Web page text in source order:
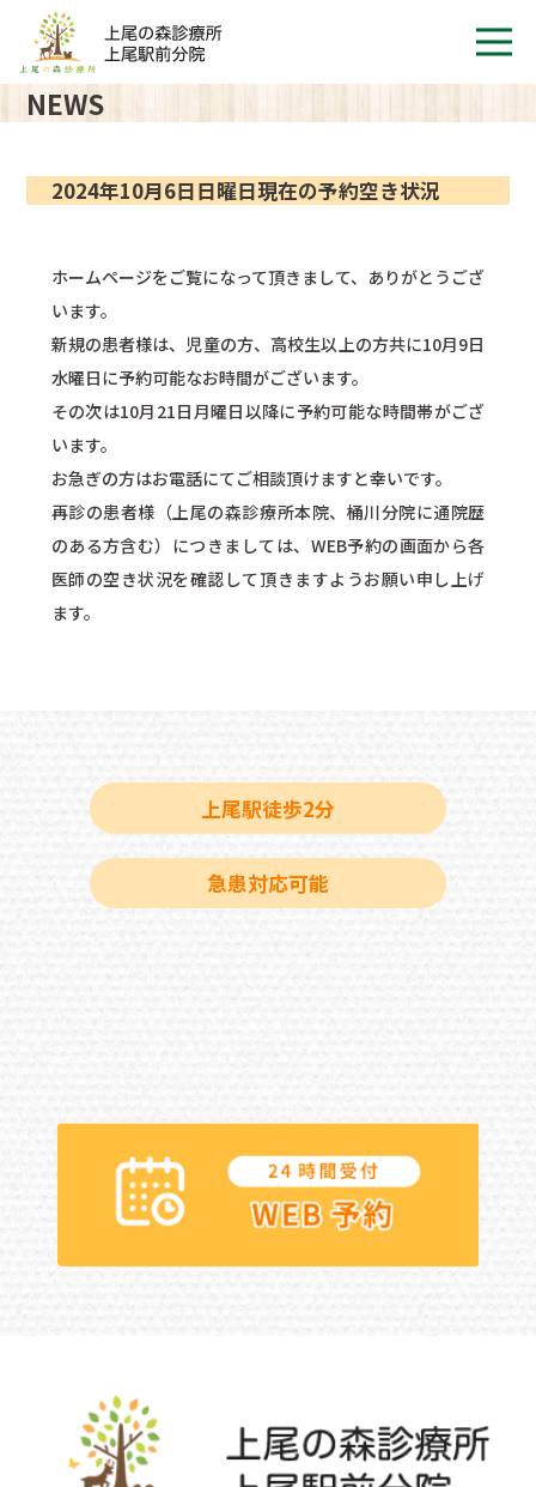
NEWS
2024年10月6日日曜日現在の予約空き状況
ホームページをご覧になって頂きまして、ありがとうござ
います。
新規の患者様は、児童の方、高校生以上の方共に10月9日
水曜日に予約可能なお時間がございます。
その次は10月21日月曜日以降に予約可能な時間帯がござ
います。
お急ぎの方はお電話にてご相談頂けますと幸いです。
再診の患者様（上尾の森診療所本院、桶川分院に通院歴
のある方含む）につきましては、WEB予約の画面から各
医師の空き状況を確認して頂きますようお願い申し上げ
ます。
上尾駅徒歩2分
急患対応可能